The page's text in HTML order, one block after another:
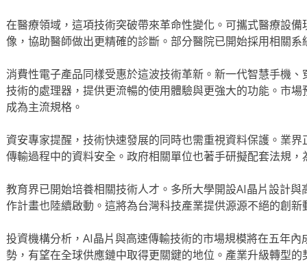
在醫療領域，這項技術突破帶來革命性變化。可攜式醫療設
像，協助醫師做出更精確的診斷。部分醫院已開始採用相關
消費性電子產品同樣受惠於這波技術革新。新一代智慧手機
技術的處理器，提供更流暢的使用體驗與更強大的功能。市
成為主流規格。
資安專家提醒，技術快速發展的同時也需重視資料保護。業
傳輸過程中的資料安全。政府相關單位也著手研擬配套法規
教育界已開始培養相關技術人才。多所大學開設AI晶片設計
作計畫也陸續啟動。這將為台灣科技產業提供源源不絕的創新
投資機構分析，AI晶片與高速傳輸技術的市場規模將在五年
勢，有望在全球供應鏈中取得更關鍵的地位。產業升級轉型的